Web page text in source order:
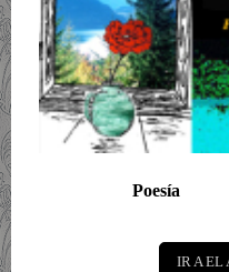
Poesía
IR A EL